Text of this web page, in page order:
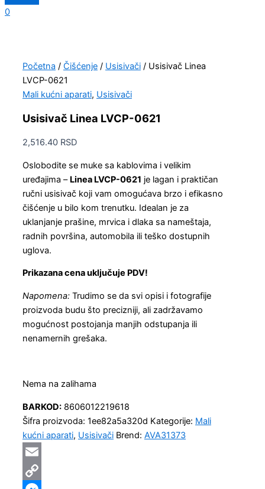
0
Početna / Čišćenje / Usisivači / Usisivač Linea
LVCP-0621
Mali kućni aparati, Usisivači
Usisivač Linea LVCP-0621
2,516.40 RSD
Oslobodite se muke sa kablovima i velikim
uređajima – Linea LVCP-0621 je lagan i praktičan
ručni usisivač koji vam omogućava brzo i efikasno
čišćenje u bilo kom trenutku. Idealan je za
uklanjanje prašine, mrvica i dlaka sa nameštaja,
radnih površina, automobila ili teško dostupnih
uglova.
Prikazana cena uključuje PDV!
Napomena: Trudimo se da svi opisi i fotografije
proizvoda budu što precizniji, ali zadržavamo
mogućnost postojanja manjih odstupanja ili
nenamernih grešaka.
Nema na zalihama
BARKOD: 8606012219618
Šifra proizvoda: 1ee82a5a320d Kategorije: Mali
kućni aparati, Usisivači Brend: AVA31373
Email